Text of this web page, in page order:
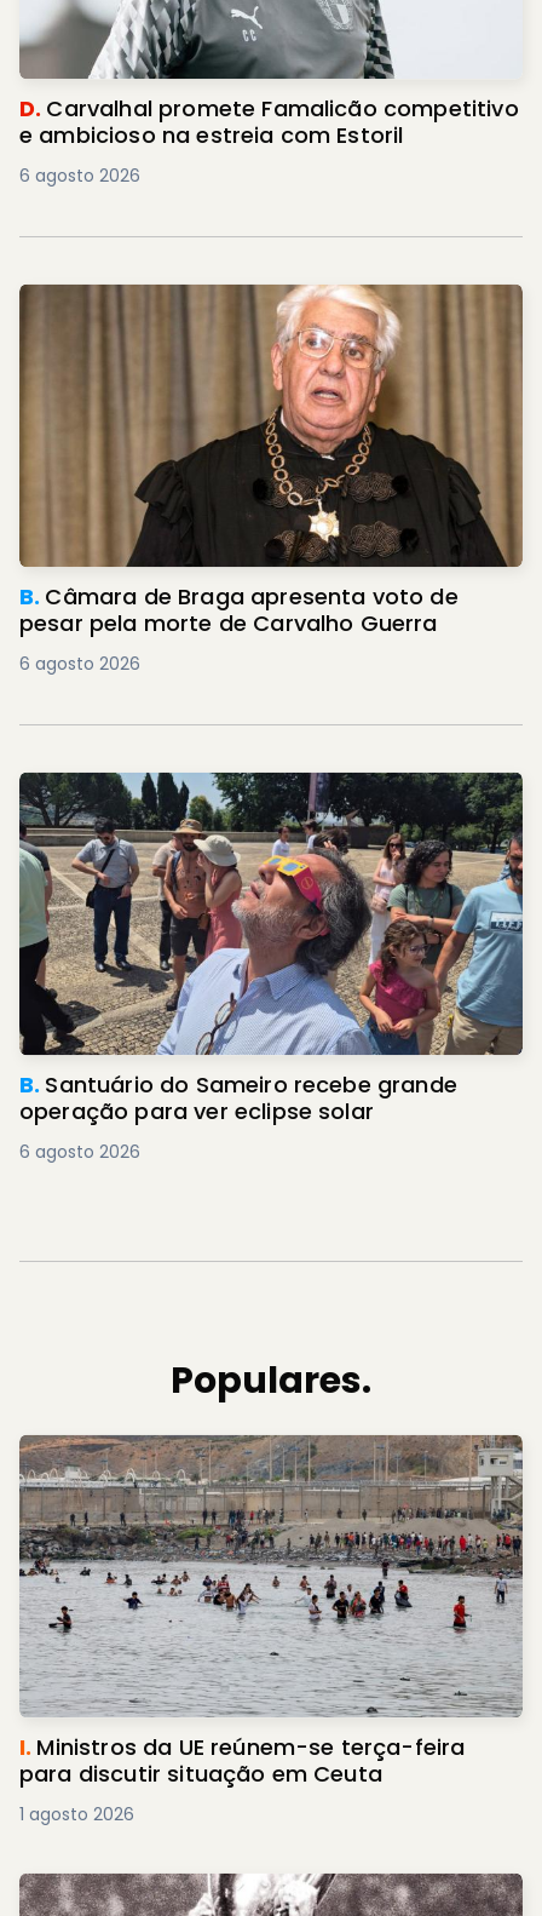
D. Carvalhal promete Famalicão competitivo
e ambicioso na estreia com Estoril
6 agosto 2026
B. Câmara de Braga apresenta voto de
pesar pela morte de Carvalho Guerra
6 agosto 2026
B. Santuário do Sameiro recebe grande
operação para ver eclipse solar
6 agosto 2026
Populares.
I. Ministros da UE reúnem-se terça-feira
para discutir situação em Ceuta
1 agosto 2026